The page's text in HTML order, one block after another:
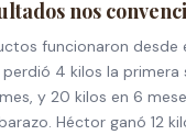
nos
funcionaron desde
perdió 4 kilos la primera
y 20 kilos en 6
Héctor ganó 12